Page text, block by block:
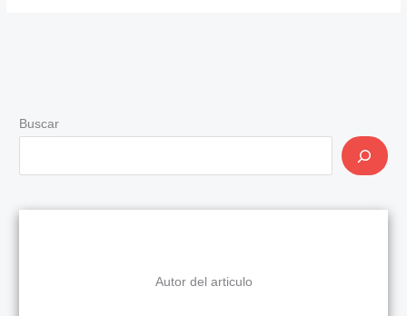
Buscar
Autor del articulo